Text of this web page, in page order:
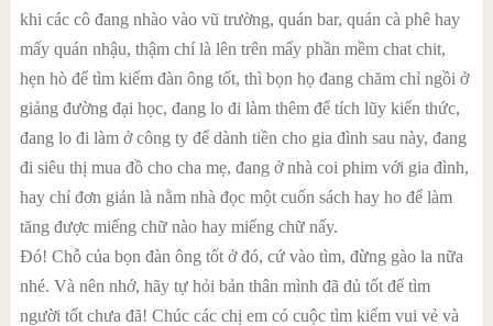
khi các cô đang nhào vào vũ trường, quán bar, quán cà phê hay
mấy quán nhậu, thậm chí là lên trên mấy phần mềm chat chit,
hẹn hò để tìm kiếm đàn ông tốt, thì bọn họ đang chăm chỉ ngồi ở
giảng đường đại học, đang lo đi làm thêm để tích lũy kiến thức,
đang lo đi làm ở công ty để dành tiền cho gia đình sau này, đang
đi siêu thị mua đồ cho cha mẹ, đang ở nhà coi phim với gia đình,
hay chỉ đơn giản là nằm nhà đọc một cuốn sách hay ho để làm
tăng được miếng chữ nào hay miếng chữ nấy.
Đó! Chỗ của bọn đàn ông tốt ở đó, cứ vào tìm, đừng gào la nữa
nhé. Và nên nhớ, hãy tự hỏi bản thân mình đã đủ tốt để tìm
người tốt chưa đã! Chúc các chị em có cuộc tìm kiếm vui vẻ và